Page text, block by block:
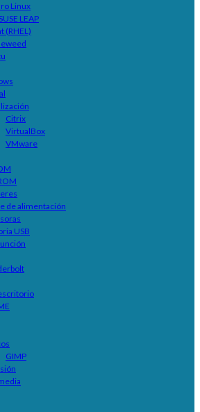
Linux
LEAP
(RHEL)
Citrix
VirtualBox
VMware
de alimentación
USB
GIMP